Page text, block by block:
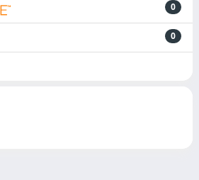
0
0